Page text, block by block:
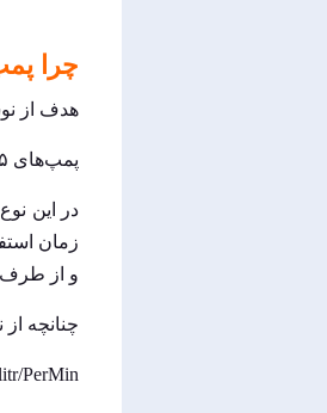
چرا پمپ آب ۰.۵ اسب
هدف از
پمپ‌های ۰.۵ اسب بشقابی به علت بهره‌گیری از پروانه‌های استیل چندین برتری برای خود قایل گشته‌اند.
در این
زمان
و از طرف
چنانچه
PerMin